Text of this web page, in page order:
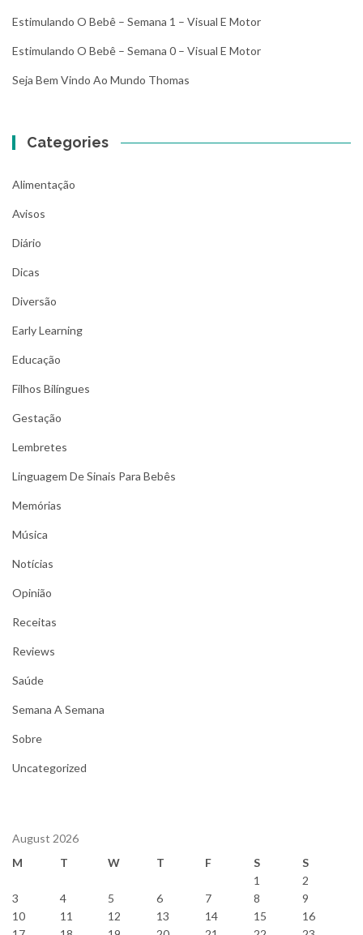
Estimulando O Bebê – Semana 1 – Visual E Motor
Estimulando O Bebê – Semana 0 – Visual E Motor
Seja Bem Vindo Ao Mundo Thomas
Categories
Alimentação
Avisos
Diário
Dicas
Diversão
Early Learning
Educação
Filhos Bilíngues
Gestação
Lembretes
Linguagem De Sinais Para Bebês
Memórias
Música
Notícias
Opinião
Receitas
Reviews
Saúde
Semana A Semana
Sobre
Uncategorized
August 2026
M
T W T F S
S
1
2
3
4 5 6 7 8
9
10
11 12 13 14 15
16